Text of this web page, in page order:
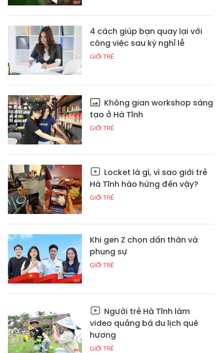
4 cách giúp bạn quay lại với
công việc sau kỳ nghỉ lễ
GIỚI TRẺ
Không gian workshop sáng
tạo ở Hà Tĩnh
GIỚI TRẺ
Locket là gì, vì sao giới trẻ
Hà Tĩnh hào hứng đến vậy?
GIỚI TRẺ
Khi gen Z chọn dấn thân và
phụng sự
GIỚI TRẺ
Người trẻ Hà Tĩnh làm
video quảng bá du lịch quê
hương
GIỚI TRẺ